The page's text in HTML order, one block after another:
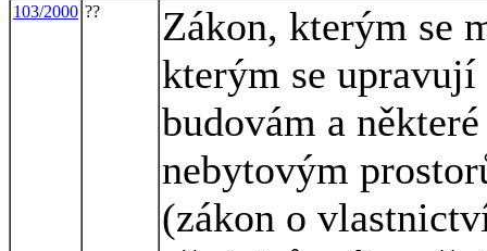
103/2000 ??
Zákon, kterým se
kterým se
budovám a
nebytovým
(zákon o